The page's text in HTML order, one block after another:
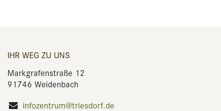
IHR WEG ZU UNS
Markgrafenstraße 12
91746 Weidenbach
infozentrum@triesdorf.de